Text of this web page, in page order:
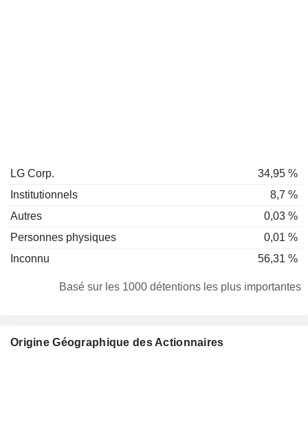
LG Corp.
34,95 %
Institutionnels
8,7 %
Autres
0,03 %
Personnes physiques
0,01 %
Inconnu
56,31 %
Basé sur les 1000 détentions les plus importantes
Origine Géographique des Actionnaires